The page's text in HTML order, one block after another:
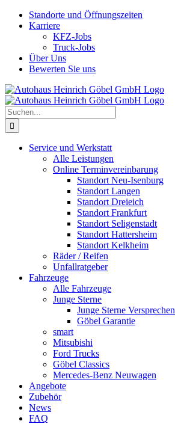
Skip
Standorte und Öffnungszeiten
Karriere
KFZ-Jobs
Truck-Jobs
Über Uns
Bewerten Sie uns
Suche
nach:
Service und Werkstatt
Alle Leistungen
Online Terminvereinbarung
Standort Neu-Isenburg
Standort Langen
Standort Dreieich
Standort Frankfurt
Standort Seligenstadt
Standort Hattersheim
Standort Kelkheim
Räder / Reifen
Unfallratgeber
Fahrzeuge
Alle Fahrzeuge
Junge Sterne
Junge Sterne Versprechen
Göbel Garantie
smart
Mitsubishi
Ford Trucks
Göbel Classics
Mercedes-Benz Neuwagen
Angebote
Zubehör
News
FAQ